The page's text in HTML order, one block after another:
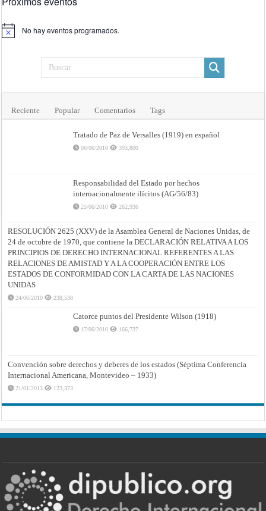
Aviso No hay eventos programados.
Reciente Popular Comentarios Tags
Tratado de Paz de Versalles (1919) en español
06/06/2010 393,800
Responsabilidad del Estado por hechos
internacionalmente ilícitos (AG/56/83)
25/06/2010 262,936
RESOLUCIÓN 2625 (XXV) de la Asamblea General de Naciones Unidas, de
24 de octubre de 1970, que contiene la DECLARACIÓN RELATIVA A LOS
PRINCIPIOS DE DERECHO INTERNACIONAL REFERENTES A LAS
RELACIONES DE AMISTAD Y A LA COOPERACIÓN ENTRE LOS
ESTADOS DE CONFORMIDAD CON LA CARTA DE LAS NACIONES
UNIDAS
24/06/2010 238,538
Catorce puntos del Presidente Wilson (1918)
17/06/2010 166,737
Convención sobre derechos y deberes de los estados (Séptima Conferencia
Internacional Americana, Montevideo – 1933)
21/01/2013 123,373